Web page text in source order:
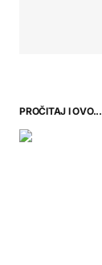
PROČITAJ I OVO...